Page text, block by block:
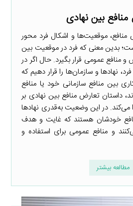
بین نهادی
منافع، موقعیت‌ها و اشکال فرد محور
بدین معنی که فرد در موقعیت بین
عمومی قرار بگیرد. حال اگر در
نهادها و سازمان‌ها را قرار دهیم که
بین منافع سازمانی خود یا منافع
داستان تعارض منافع بین نهادی بر
می‌کند. در این وضعیت به‌قدری نهادها
خودشان هستند که غایت و هدف
و منافع عمومی برای استفاده و
مطالعه بیشتر